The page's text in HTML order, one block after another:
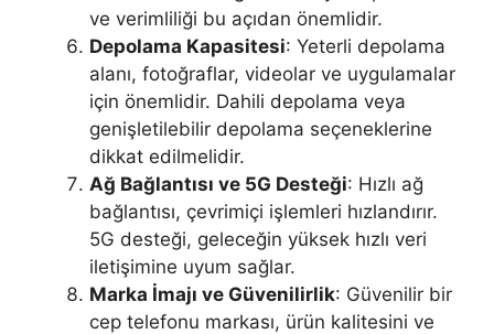
ve verimliliği bu açıdan önemlidir.
Depolama Kapasitesi: Yeterli depolama
alanı, fotoğraflar, videolar ve uygulamalar
için önemlidir. Dahili depolama veya
genişletilebilir depolama seçeneklerine
dikkat edilmelidir.
Ağ Bağlantısı ve 5G Desteği: Hızlı ağ
bağlantısı, çevrimiçi işlemleri hızlandırır.
5G desteği, geleceğin yüksek hızlı veri
iletişimine uyum sağlar.
Marka İmajı ve Güvenilirlik: Güvenilir bir
cep telefonu markası, ürün kalitesini ve